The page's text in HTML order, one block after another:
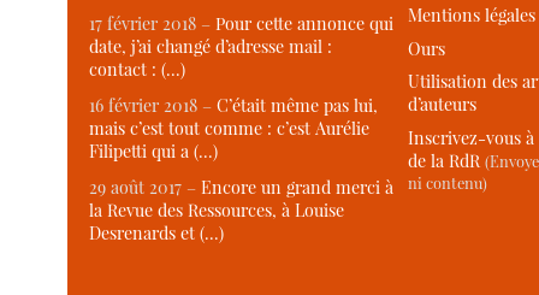
17 février 2018 –Pour cette annonce qui
date, j’ai changé d’adresse mail :
contact : (…)
16 février 2018 –C’était même pas lui,
mais c’est tout comme : c’est Aurélie
Filipetti qui a (…)
29 août 2017 –Encore un grand merci à
la Revue des Ressources, à Louise
Desrenards et (…)
Mentions légales
Ours
Utilisation des
d’auteurs
Inscrivez-vous
de la RdR
ni contenu)